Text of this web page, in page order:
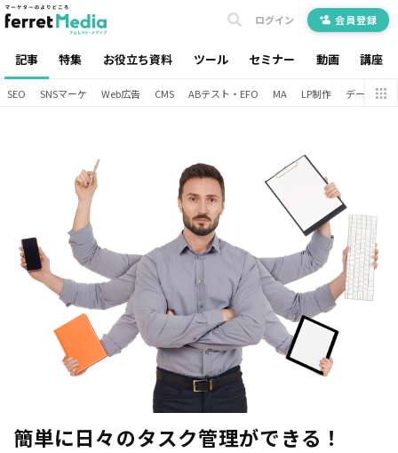
記事 特集 お役立ち資料 ツール セミナー 動画 講座
ログイン 会員登録
SEO SNSマーケ Web広告 CMS ABテスト・EFO MA LP制作 データ分析
簡単に日々のタスク管理ができる！